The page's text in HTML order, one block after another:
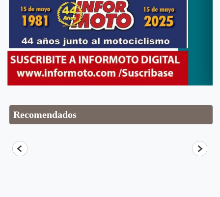
Recomendados